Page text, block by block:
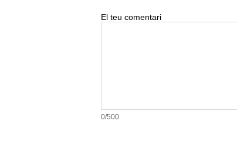
El teu comentari
0/500